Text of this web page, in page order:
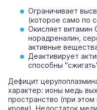
Ограничивает
(которое само по
Окисляет витамин
норадреналин,
активные
Деактивирует
способны
Дефицит
характер: ионы медь
пространство (при